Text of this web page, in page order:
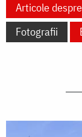
Articole
Fotografii